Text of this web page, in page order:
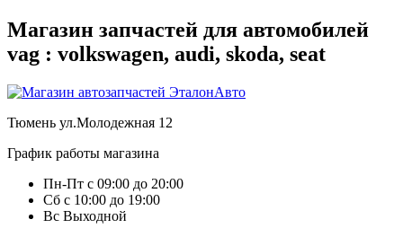
Магазин запчастей для автомобилей
vag : volkswagen, audi, skoda, seat
Тюмень ул.Молодежная 12
График работы магазина
Пн-Пт с 09:00 до 20:00
Сб с 10:00 до 19:00
Вс Выходной